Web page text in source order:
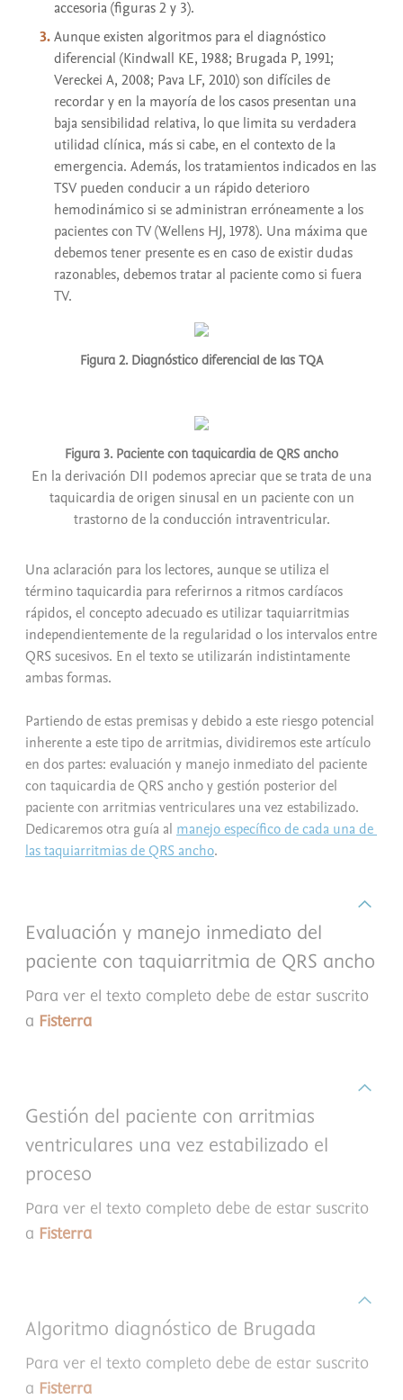
accesoria (figuras 2 y 3).
Aunque existen algoritmos para el diagnóstico
diferencial (Kindwall KE, 1988; Brugada P, 1991;
Vereckei A, 2008; Pava LF, 2010) son difíciles de
recordar y en la mayoría de los casos presentan una
baja sensibilidad relativa, lo que limita su verdadera
utilidad clínica, más si cabe, en el contexto de la
emergencia. Además, los tratamientos indicados en las
TSV pueden conducir a un rápido deterioro
hemodinámico si se administran erróneamente a los
pacientes con TV (Wellens HJ, 1978). Una máxima que
debemos tener presente es en caso de existir dudas
razonables, debemos tratar al paciente como si fuera
TV.
Figura 2. Diagnóstico diferencial de las TQA
Figura 3. Paciente con taquicardia de QRS ancho
En la derivación DII podemos apreciar que se trata de una
taquicardia de origen sinusal en un paciente con un
trastorno de la conducción intraventricular.
Una aclaración para los lectores, aunque se utiliza el
término taquicardia para referirnos a ritmos cardíacos
rápidos, el concepto adecuado es utilizar taquiarritmias
independientemente de la regularidad o los intervalos entre
QRS sucesivos. En el texto se utilizarán indistintamente
ambas formas.
Partiendo de estas premisas y debido a este riesgo potencial
inherente a este tipo de arritmias, dividiremos este artículo
en dos partes: evaluación y manejo inmediato del paciente
con taquicardia de QRS ancho y gestión posterior del
paciente con arritmias ventriculares una vez estabilizado.
Dedicaremos otra guía al manejo específico de cada una de
las taquiarritmias de QRS ancho.
Evaluación y manejo inmediato del
paciente con taquiarritmia de QRS ancho
Para ver el texto completo debe de estar suscrito
a Fisterra
Gestión del paciente con arritmias
ventriculares una vez estabilizado el
proceso
Para ver el texto completo debe de estar suscrito
a Fisterra
Algoritmo diagnóstico de Brugada
Para ver el texto completo debe de estar suscrito
a Fisterra